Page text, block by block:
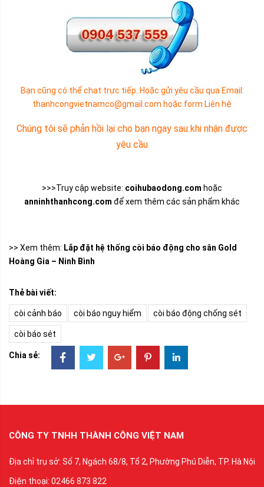
Bạn cũng có thể chat trực tiếp. Hoặc gửi yêu cầu qua Email:
thanhcongvietnamco@gmail.com hoặc form Liên hệ
Chúng tôi sẽ phản hồi lại cho bạn ngay sau khi nhận được
yêu cầu
>>>Truy cập website: coihubaodong.com hoặc
anninhthanhcong.com để xem thêm các sản phẩm khác
>> Xem thêm: Lắp đặt hệ thống còi báo động cho sân Gold
Hoàng Gia – Ninh Bình
Thẻ bài viết:
còi cảnh báo còi báo nguy hiểm còi báo động chống sét
còi báo sét
Chia sẻ:
CÔNG TY TNHH THÀNH CÔNG VIỆT NAM
Địa chỉ trụ sở: Số 7, Ngách 68/8, Tổ 2, Phường Phú Diễn, TP. Hà Nội
Điện thoại: 02466 873 822